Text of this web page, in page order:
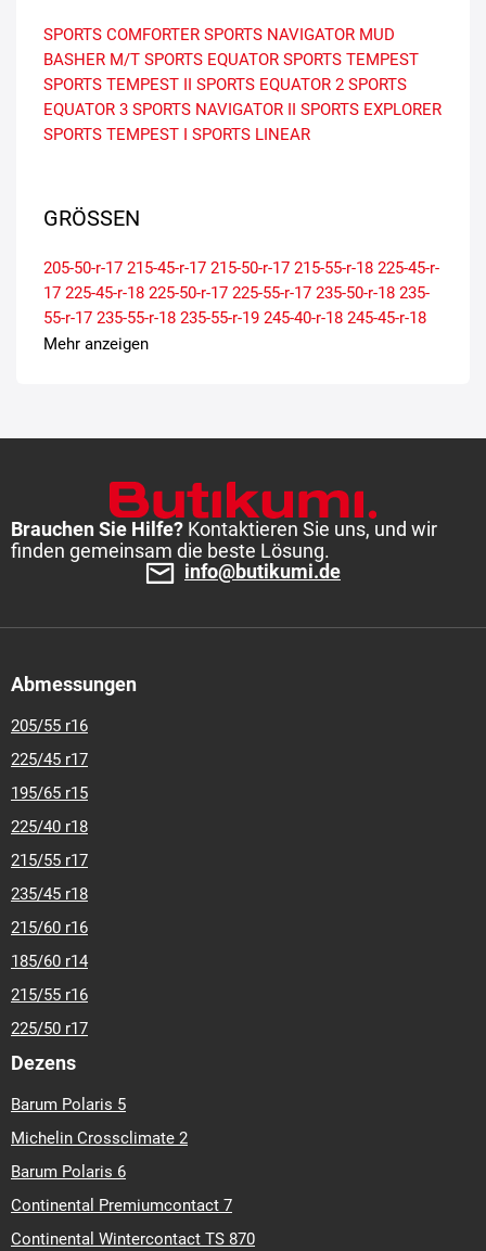
SPORTS COMFORTER SPORTS NAVIGATOR MUD
BASHER M/T SPORTS EQUATOR SPORTS TEMPEST
SPORTS TEMPEST II SPORTS EQUATOR 2 SPORTS
EQUATOR 3 SPORTS NAVIGATOR II SPORTS EXPLORER
SPORTS TEMPEST I SPORTS LINEAR
GRÖSSEN
205-50-r-17 215-45-r-17 215-50-r-17 215-55-r-18 225-45-r-
17 225-45-r-18 225-50-r-17 225-55-r-17 235-50-r-18 235-
55-r-17 235-55-r-18 235-55-r-19 245-40-r-18 245-45-r-18
255-55-r-18 275-40-r-20
Mehr anzeigen
Brauchen Sie Hilfe? Kontaktieren Sie uns, und wir
finden gemeinsam die beste Lösung.
info@butikumi.de
Abmessungen
205/55 r16
225/45 r17
195/65 r15
225/40 r18
215/55 r17
235/45 r18
215/60 r16
185/60 r14
215/55 r16
225/50 r17
Dezens
Barum Polaris 5
Michelin Crossclimate 2
Barum Polaris 6
Continental Premiumcontact 7
Continental Wintercontact TS 870